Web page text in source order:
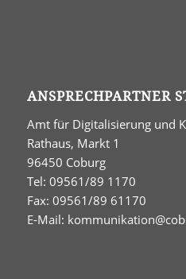
ANSPRECHPARTNER
Amt für Digitalisierung und
Rathaus, Markt 1
96450 Coburg
Tel: 09561/89 1170
Fax: 09561/89 61170
E-Mail: